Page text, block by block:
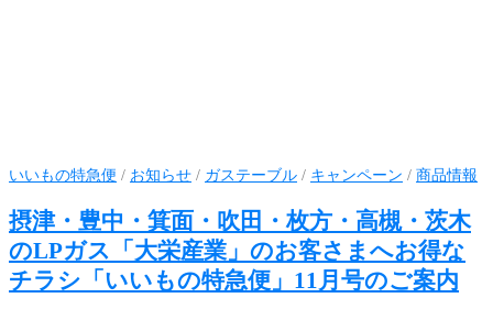
いいもの特急便 / お知らせ / ガステーブル / キャンペーン / 商品情報
摂津・豊中・箕面・吹田・枚方・高槻・茨木
のLPガス「大栄産業」のお客さまへお得な
チラシ「いいもの特急便」11月号のご案内